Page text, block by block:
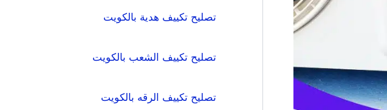
تصليح تكييف هدية بالكويت
تصليح تكييف الشعب بالكويت
تصليح تكييف الرقه بالكويت